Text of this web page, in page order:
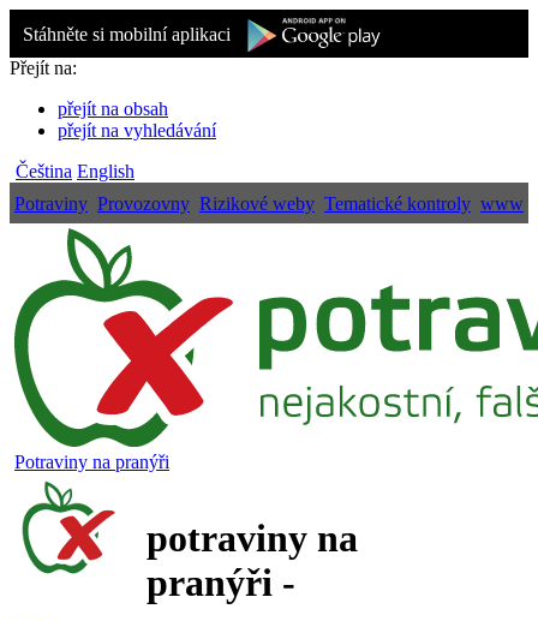
Stáhněte si mobilní aplikaci
Přejít na:
přejít na obsah
přejít na vyhledávání
Čeština English
Potraviny Provozovny Rizikové weby Tematické kontroly www
Potraviny na pranýři
potraviny na
pranýři -